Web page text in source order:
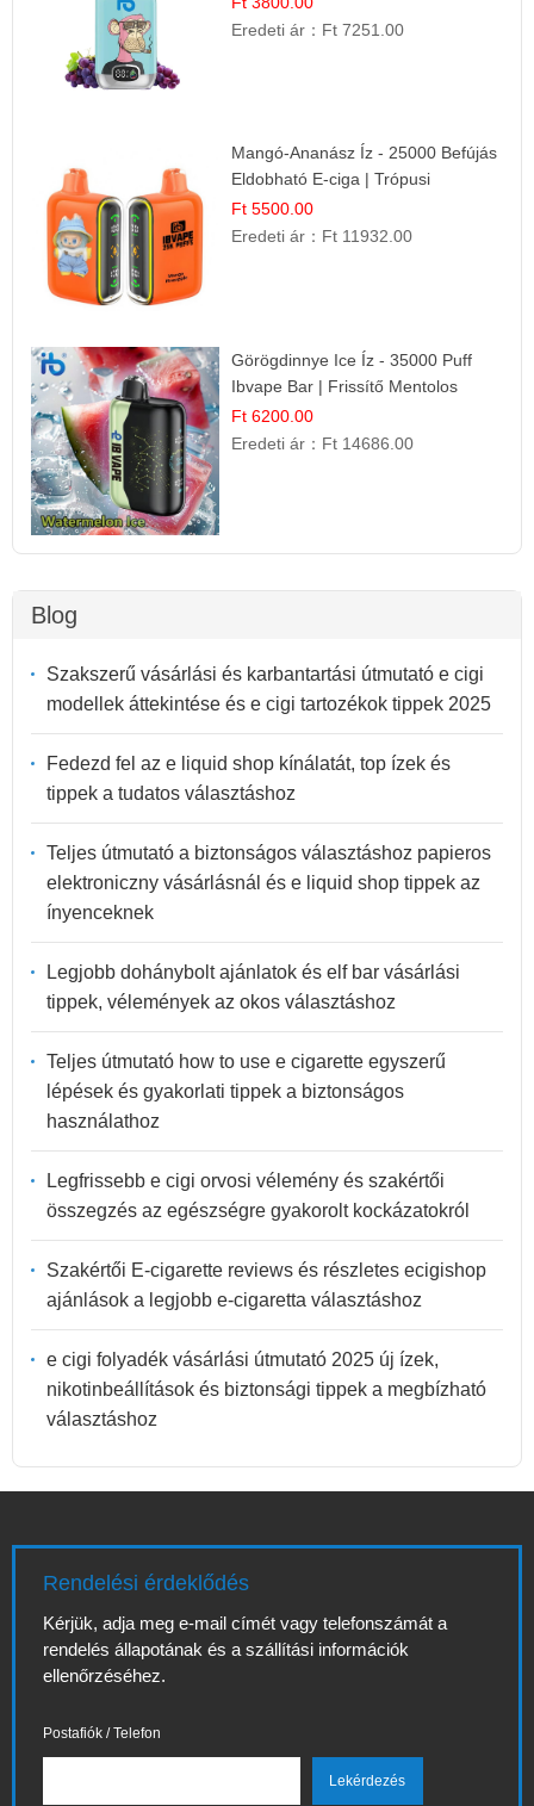
Eredeti ár： Ft 7251.00
Mangó-Ananász Íz - 25000 Befújás
Eldobható E-ciga | Trópusi
Gyümölcs Élmény!
Ft 5500.00
Eredeti ár： Ft 11932.00
Görögdinnye Ice Íz - 35000 Puff
Ibvape Bar | Frissítő Mentolos
Élmény!
Ft 6200.00
Eredeti ár： Ft 14686.00
Blog
Szakszerű vásárlási és karbantartási útmutató e cigi
modellek áttekintése és e cigi tartozékok tippek 2025
Fedezd fel az e liquid shop kínálatát, top ízek és
tippek a tudatos választáshoz
Teljes útmutató a biztonságos választáshoz papieros
elektroniczny vásárlásnál és e liquid shop tippek az
ínyenceknek
Legjobb dohánybolt ajánlatok és elf bar vásárlási
tippek, vélemények az okos választáshoz
Teljes útmutató how to use e cigarette egyszerű
lépések és gyakorlati tippek a biztonságos
használathoz
Legfrissebb e cigi orvosi vélemény és szakértői
összegzés az egészségre gyakorolt kockázatokról
Szakértői E-cigarette reviews és részletes ecigishop
ajánlások a legjobb e-cigaretta választáshoz
e cigi folyadék vásárlási útmutató 2025 új ízek,
nikotinbeállítások és biztonsági tippek a megbízható
választáshoz
Rendelési érdeklődés
Kérjük, adja meg e-mail címét vagy telefonszámát a
rendelés állapotának és a szállítási információk
ellenőrzéséhez.
Postafiók / Telefon